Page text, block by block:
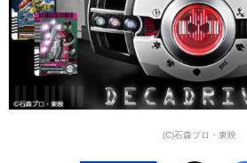
(C)石森プロ・東映